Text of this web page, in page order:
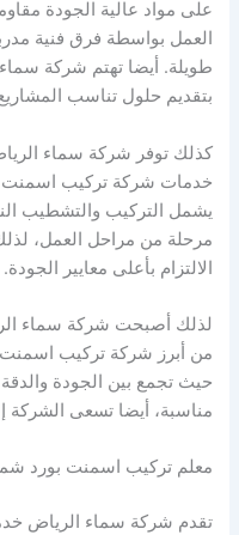
على مواد عالية الجودة
العمل بواسطة فرق فنية
طويلة. أيضا تهتم شركة
بتقديم حلول تناسب
كذلك توفر شركة سماء
خدمات شركة تركيب اسمنت
يشمل التركيب والتشطيب
مرحلة من مراحل العمل، لذلك
الالتزام بأعلى معايير الجودة.
لذلك أصبحت شركة سماء
من أبرز شركة تركيب
حيث تجمع بين الجودة
مناسبة، أيضا تسعى الشركة
معلم تركيب اسمنت بورد
تقدم شركة سماء الرياض